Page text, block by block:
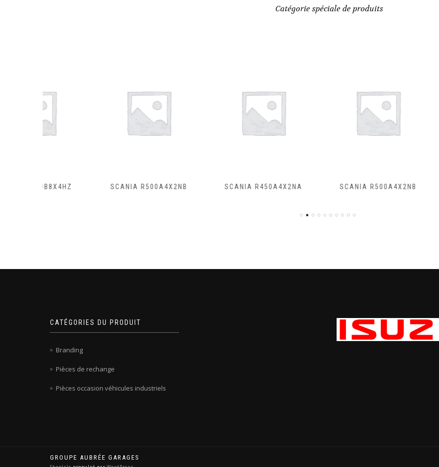
Catégorie spéciale de produits
SCANIA R500A4X2NB SCANIA R450A4X2NA SCANIA R500A4X2NB SCANIA
CATÉGORIES DU PRODUIT
Branding
Pièces de rechange
Pièces occasion véhicules industriels
GROUPE AUBRÉE GARAGES